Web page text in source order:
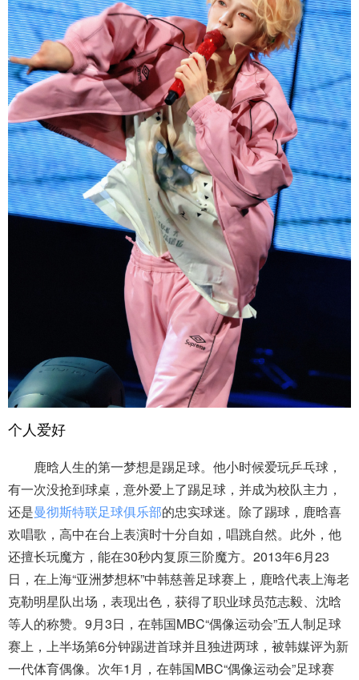
个人爱好
鹿晗人生的第一梦想是踢足球。他小时候爱玩乒乓球，
有一次没抢到球桌，意外爱上了踢足球，并成为校队主力，
还是曼彻斯特联足球俱乐部的忠实球迷。除了踢球，鹿晗喜
欢唱歌，高中在台上表演时十分自如，唱跳自然。此外，他
还擅长玩魔方，能在30秒内复原三阶魔方。2013年6月23
日，在上海“亚洲梦想杯”中韩慈善足球赛上，鹿晗代表上海老
克勒明星队出场，表现出色，获得了职业球员范志毅、沈晗
等人的称赞。9月3日，在韩国MBC“偶像运动会”五人制足球
赛上，上半场第6分钟踢进首球并且独进两球，被韩媒评为新
一代体育偶像。次年1月，在韩国MBC“偶像运动会”足球赛
取消 继续